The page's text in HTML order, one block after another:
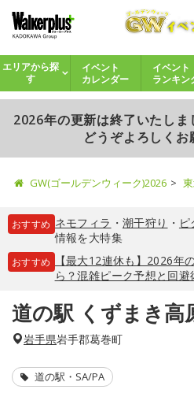
エリアから探
す
イベント
カレンダー
イベント
ランキン
2026年の更新は終了いたし
どうぞよろしくお
GW(ゴールデンウィーク)2026
おすすめ ネモフィラ ・ 潮干狩り ・ ピ
情報を大特集
おすすめ
【最大12連休も】2026年
ら？混雑ピーク予想と回避
道の駅 くずまき高
岩手県岩手郡葛巻町
道の駅・SA/PA